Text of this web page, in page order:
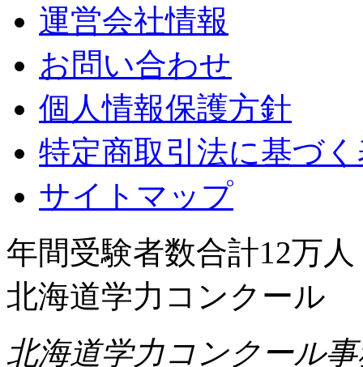
運営会社情報
お問い合わせ
個人情報保護方針
特定商取引法に基づ
サイトマップ
年間受験者数合計12万
北海道学力コンクール
北海道学力コンクール